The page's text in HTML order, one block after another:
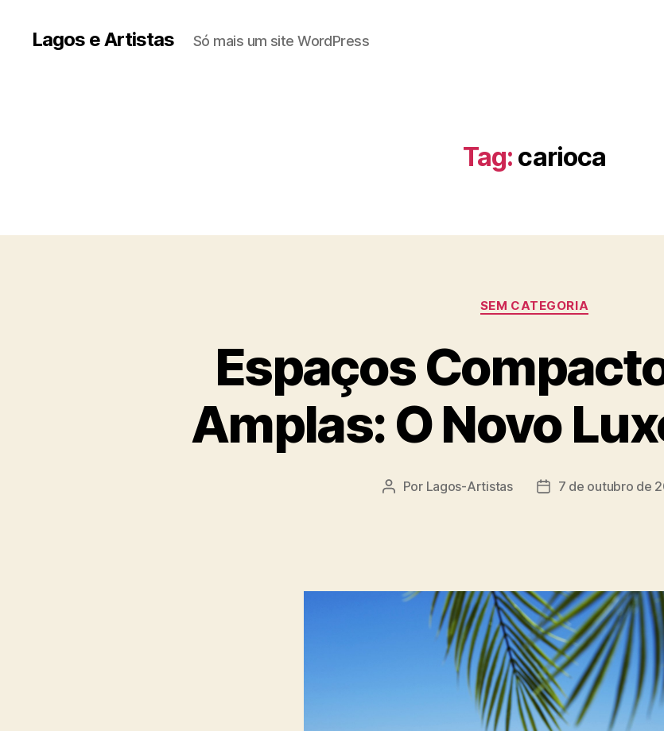
Lagos e Artistas Só mais um site WordPress
Tag: carioca
Categorias
SEM CATEGORIA
Espaços
Amplas: O Novo
Autor
Por Lagos-Artistas
Data7 de outubro de